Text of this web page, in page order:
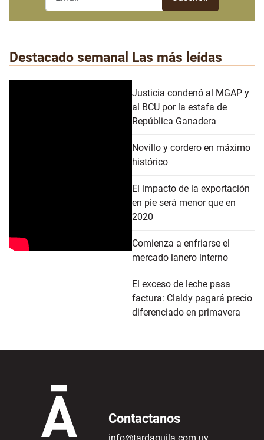
Destacado semanal Las más leídas
Justicia condenó al MGAP y
al BCU por la estafa de
República Ganadera
Novillo y cordero en máximo
histórico
El impacto de la exportación
en pie será menor que en
2020
Comienza a enfriarse el
mercado lanero interno
El exceso de leche pasa
factura: Claldy pagará precio
diferenciado en primavera
Contactanos
info@tardaguila.com.uy